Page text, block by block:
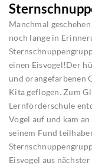
Manchmal
noch lange in
einen Eisvogel!Der
und orangefarbenen
Kita geflogen. Zum
Lernförderschule
Vogel auf und kam
seinem Fund
Eisvogel aus